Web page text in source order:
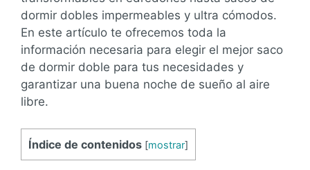
dormir dobles impermeables y ultra cómodos.
En este artículo te ofrecemos toda la
información necesaria para elegir el mejor saco
de dormir doble para tus necesidades y
garantizar una buena noche de sueño al aire
libre.
Índice de contenidos [mostrar]